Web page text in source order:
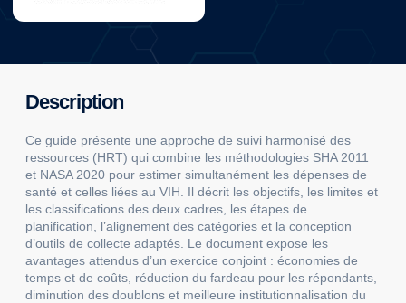
Description
Ce guide présente une approche de suivi harmonisé des
ressources (HRT) qui combine les méthodologies SHA 2011
et NASA 2020 pour estimer simultanément les dépenses de
santé et celles liées au VIH. Il décrit les objectifs, les limites et
les classifications des deux cadres, les étapes de
planification, l’alignement des catégories et la conception
d’outils de collecte adaptés. Le document expose les
avantages attendus d’un exercice conjoint : économies de
temps et de coûts, réduction du fardeau pour les répondants,
diminution des doublons et meilleure institutionnalisation du